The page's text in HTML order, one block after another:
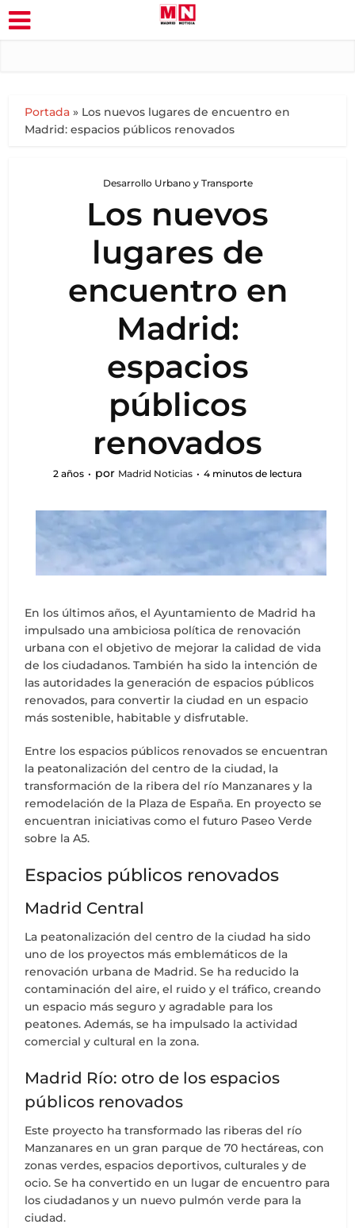
Portada » Los nuevos lugares de encuentro en
Madrid: espacios públicos renovados
Desarrollo Urbano y Transporte
Los nuevos
lugares de
encuentro en
Madrid:
espacios
públicos
renovados
2 años por Madrid Noticias 4 minutos de lectura
En los últimos años, el Ayuntamiento de Madrid ha
impulsado una ambiciosa política de renovación
urbana con el objetivo de mejorar la calidad de vida
de los ciudadanos. También ha sido la intención de
las autoridades la generación de espacios públicos
renovados, para convertir la ciudad en un espacio
más sostenible, habitable y disfrutable.
Entre los espacios públicos renovados se encuentran
la peatonalización del centro de la ciudad, la
transformación de la ribera del río Manzanares y la
remodelación de la Plaza de España. En proyecto se
encuentran iniciativas como el futuro Paseo Verde
sobre la A5.
Espacios públicos renovados
Madrid Central
La peatonalización del centro de la ciudad ha sido
uno de los proyectos más emblemáticos de la
renovación urbana de Madrid. Se ha reducido la
contaminación del aire, el ruido y el tráfico, creando
un espacio más seguro y agradable para los
peatones. Además, se ha impulsado la actividad
comercial y cultural en la zona.
Madrid Río: otro de los espacios
públicos renovados
Este proyecto ha transformado las riberas del río
Manzanares en un gran parque de 70 hectáreas, con
zonas verdes, espacios deportivos, culturales y de
ocio. Se ha convertido en un lugar de encuentro para
los ciudadanos y un nuevo pulmón verde para la
ciudad.